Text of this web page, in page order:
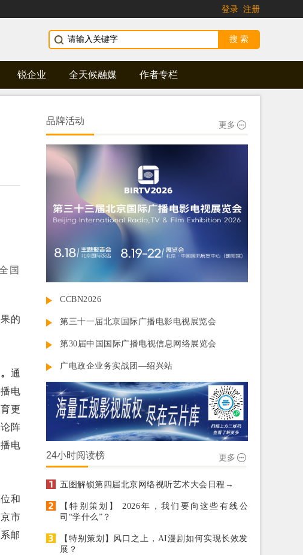
登录 注册
锐企业 全天候融媒 作者专栏
国
的
通
电
更
阵
电
和
市
邮
品牌活动 更多
CCBN2026
第三十一届北京国际广播电影电视展览会
第30届中国国际广播电视信息网络展览会
广电政企业务实战团—绍兴站
24小时阅读榜 更多
五图解锁第四届北京网络视听艺术大会日程→
【特别策划】 2026年，我们要向这些有线公
司“学什么”？
【特别策划】风口之上，AI漫剧如何实现长效发
展？